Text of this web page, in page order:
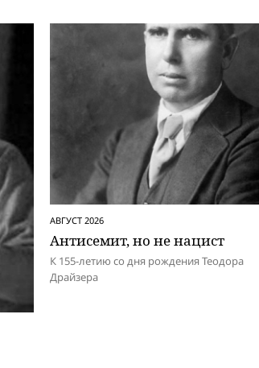
АВГУСТ 2026
Антисемит, но не нацист
К 155-летию со дня рождения Теодора
Драйзера